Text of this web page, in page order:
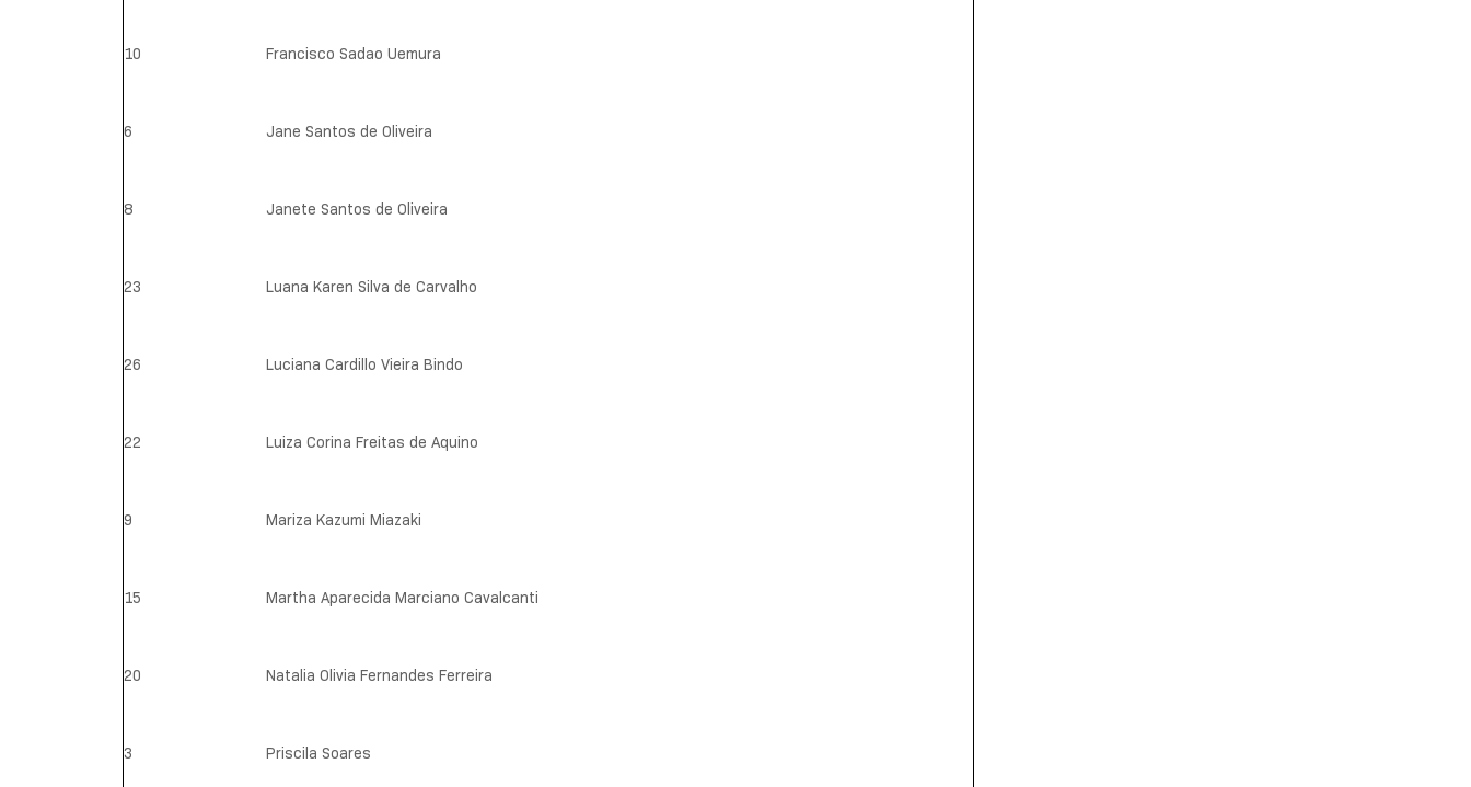
10 Francisco Sadao Uemura
6 Jane Santos de Oliveira
8 Janete Santos de Oliveira
23 Luana Karen Silva de Carvalho
26 Luciana Cardillo Vieira Bindo
22 Luiza Corina Freitas de Aquino
9 Mariza Kazumi Miazaki
15 Martha Aparecida Marciano Cavalcanti
20 Natalia Olivia Fernandes Ferreira
3 Priscila Soares